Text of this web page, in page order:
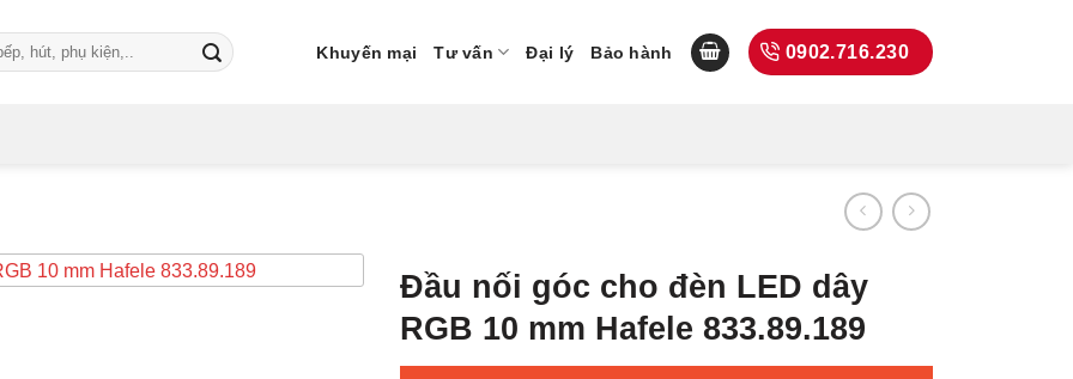
Khuyến mại Tư vấn Đại lý Bảo hành 0902.716.230
Đầu nối góc cho đèn LED dây
RGB 10 mm Hafele 833.89.189